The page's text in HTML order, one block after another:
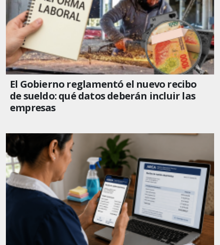
El Gobierno reglamentó el nuevo recibo
de sueldo: qué datos deberán incluir las
empresas